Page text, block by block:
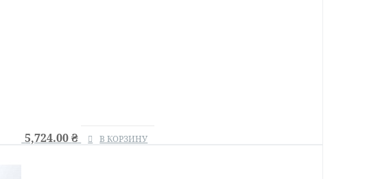
5,724.00₴ В КОРЗИНУ